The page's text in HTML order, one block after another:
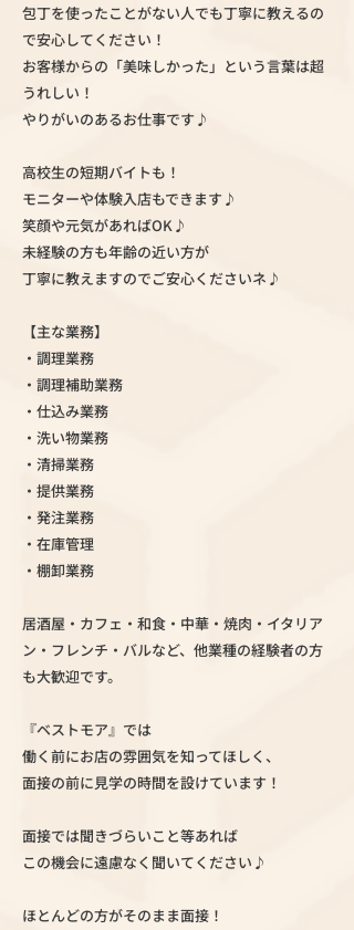
包丁を使ったことがない人でも丁寧に教えるの
で安心してください！
お客様からの「美味しかった」という言葉は超
うれしい！
やりがいのあるお仕事です♪
高校生の短期バイトも！
モニターや体験入店もできます♪
笑顔や元気があればOK♪
未経験の方も年齢の近い方が
丁寧に教えますのでご安心くださいネ♪
【主な業務】
・調理業務
・調理補助業務
・仕込み業務
・洗い物業務
・清掃業務
・提供業務
・発注業務
・在庫管理
・棚卸業務
居酒屋・カフェ・和食・中華・焼肉・イタリア
ン・フレンチ・バルなど、他業種の経験者の方
も大歓迎です。
『ベストモア』では
働く前にお店の雰囲気を知ってほしく、
面接の前に見学の時間を設けています！
面接では聞きづらいこと等あれば
この機会に遠慮なく聞いてください♪
ほとんどの方がそのまま面接！